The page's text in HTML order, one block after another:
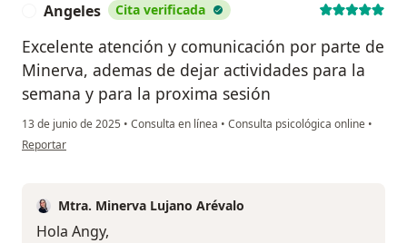
Angeles Cita verificada
Excelente atención y comunicación por parte de
Minerva, ademas de dejar actividades para la
semana y para la proxima sesión
13 de junio de 2025 • Consulta en línea • Consulta psicológica online •
en opinión del usuario Angeles
Reportar
Mtra. Minerva Lujano Arévalo
Hola Angy,